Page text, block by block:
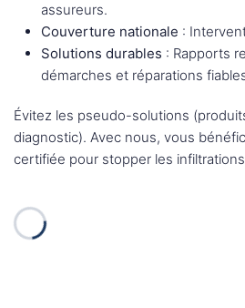
assureurs.
Couverture nationale :
Solutions durables : Rapports
démarches et réparations
Évitez les pseudo-solutions
diagnostic). Avec nous, vous
certifiée pour stopper les